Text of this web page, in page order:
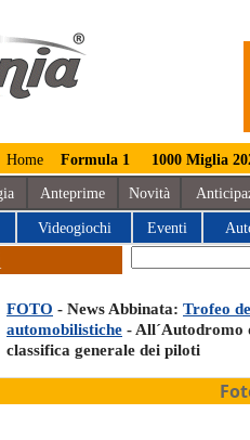
Home Formula 1 1000 Miglia
Anteprime Novità
Videogiochi Eventi
FOTO - News Abbinata: Trofeo
automobilistiche - All´Autodromo
classifica generale dei piloti